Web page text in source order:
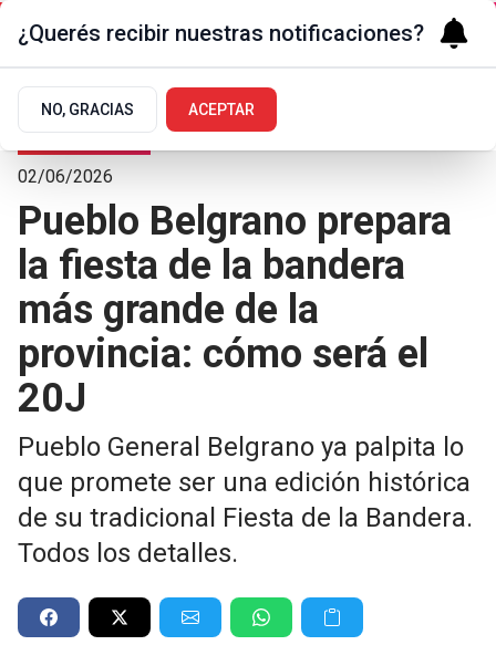
Pueblos del sur
02/06/2026
Pueblo Belgrano prepara
la fiesta de la bandera
más grande de la
provincia: cómo será el
20J
Pueblo General Belgrano ya palpita lo
que promete ser una edición histórica
de su tradicional Fiesta de la Bandera.
Todos los detalles.
¿Querés recibir nuestras notificaciones?
NO, GRACIAS ACEPTAR